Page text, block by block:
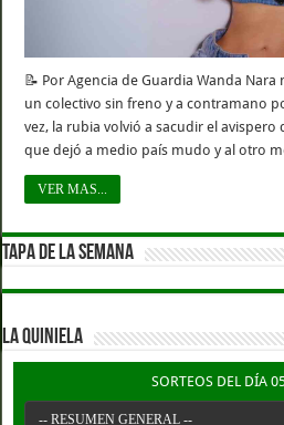
📝 Por Agencia de Guardia Wanda
un colectivo sin freno y a contramano
vez, la rubia volvió a sacudir el avispero
que dejó a medio país mudo y al otro
VER MAS...
TAPA DE LA SEMANA
LA QUINIELA
SORTEOS DEL DÍA